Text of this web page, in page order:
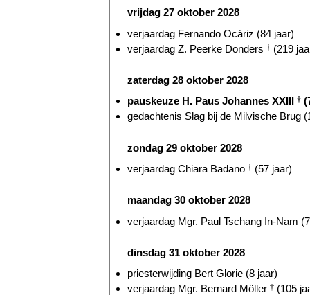
vrijdag 27 oktober 2028
verjaardag Fernando Ocáriz (84 jaar)
verjaardag Z. Peerke Donders † (219
zaterdag 28 oktober 2028
pauskeuze H. Paus Johannes XXIII †
gedachtenis Slag bij de Milvische Brug
zondag 29 oktober 2028
verjaardag Chiara Badano † (57 jaar)
maandag 30 oktober 2028
verjaardag Mgr. Paul Tschang In-Nam
dinsdag 31 oktober 2028
priesterwijding Bert Glorie (8 jaar)
verjaardag Mgr. Bernard Möller † (105